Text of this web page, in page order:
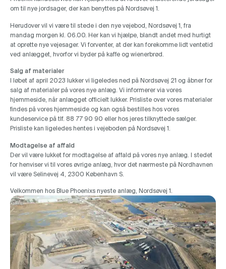
om til nye jordsager, der kan benyttes på Nordsøvej 1.
Herudover vil vi være til stede i den nye vejebod, Nordsøvej 1, fra
mandag morgen kl. 06.00. Her kan vi hjælpe, blandt andet med hurtigt
at oprette nye vejesager. Vi forventer, at der kan forekomme lidt ventetid
ved anlægget, hvorfor vi byder på kaffe og wienerbrød.
Salg af materialer
I løbet af april 2023 lukker vi ligeledes ned på Nordsøvej 21 og åbner for
salg af materialer på vores nye anlæg. Vi informerer via vores
hjemmeside, når anlægget officielt lukker. Prisliste over vores materialer
findes på vores hjemmeside og kan også bestilles hos vores
kundeservice på tlf. 88 77 90 90 eller hos jeres tilknyttede sælger.
Prisliste kan ligeledes hentes i vejeboden på Nordsøvej 1.
Modtagelse af affald
Der vil være lukket for modtagelse af affald på vores nye anlæg. I stedet
for henviser vi til vores øvrige anlæg, hvor det nærmeste på Nordhavnen
vil være Selinevej 4, 2300 København S.
Velkommen hos Blue Phoenixs nyeste anlæg, Nordsøvej 1.